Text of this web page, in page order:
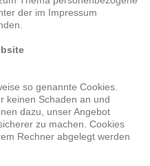
der im Impressum
so genannte Cookies.
keinen Schaden an und
dazu, unser Angebot
zu machen. Cookies
Rechner abgelegt werden